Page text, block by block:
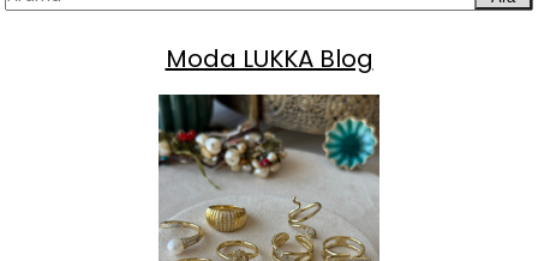
Moda LUKKA Blog